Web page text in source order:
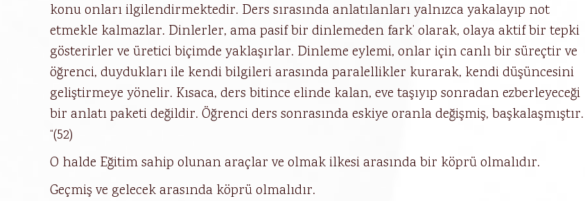
konu onları ilgilendirmektedir. Ders sırasında anlatılanları yalnızca yakalayıp not
etmekle kalmazlar. Dinlerler, ama pasif bir dinlemeden fark’ olarak, olaya aktif bir tepki
gösterirler ve üretici biçimde yaklaşırlar. Dinleme eylemi, onlar için canlı bir süreçtir ve
öğrenci, duydukları ile kendi bilgileri arasında paralellikler kurarak, kendi düşüncesini
geliştirmeye yönelir. Kısaca, ders bitince elinde kalan, eve taşıyıp sonradan ezberleyeceği
bir anlatı paketi değildir. Öğrenci ders sonrasında eskiye oranla değişmiş, başkalaşmıştır.
“(52)
O halde Eğitim sahip olunan araçlar ve olmak ilkesi arasında bir köprü olmalıdır.
Geçmiş ve gelecek arasında köprü olmalıdır.